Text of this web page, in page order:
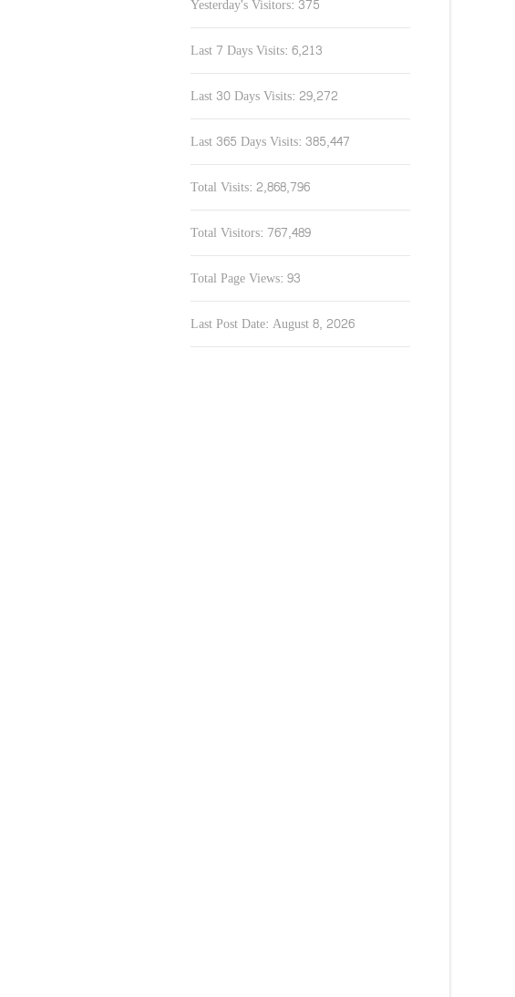
Yesterday's Visitors: 375
Last 7 Days Visits: 6,213
Last 30 Days Visits: 29,272
Last 365 Days Visits: 385,447
Total Visits: 2,868,796
Total Visitors: 767,489
Total Page Views: 93
Last Post Date: August 8, 2026